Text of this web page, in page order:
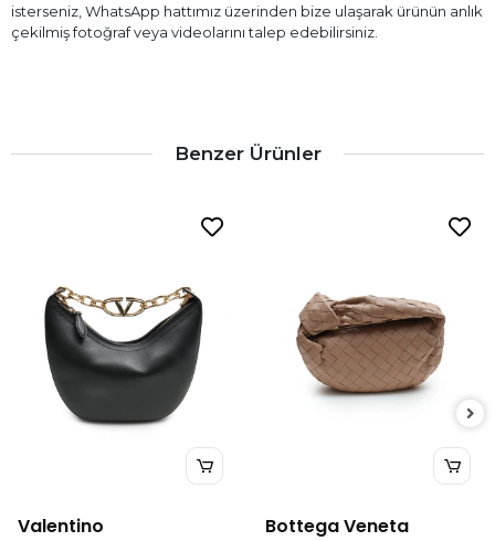
isterseniz, WhatsApp hattımız üzerinden bize ulaşarak ürünün anlık
çekilmiş fotoğraf veya videolarını talep edebilirsiniz.
Benzer Ürünler
Valentino Bottega Veneta